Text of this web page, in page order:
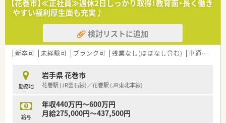
成長を続けている今でも変わりません。
そして、各地域にエリアマネージャーが在籍しているため、お悩
み相談や店舗間の交流もしっかりできているので、安心して働け
る環境が整っています。
≪キャリア・スキルアップを応援≫
す！管理薬剤師だけでなくエリアマネージャーや採用担当など、
社員の「挑戦したい」を応援してくれる社風です。
人事考課制度もしっかりしています。ご自身で決めた目標に対
ネージャーだけでなく、部長もこまめに現場を回って現場の声を
ヒアリングされていますので、頑張った分だけ評価されたい方に
【花巻市】≪正社員≫週休2日しっかり取得！教育面・長く働き
やすい福利厚生面も充実♪
検討リストに追加
新卒可 未経験可 ブランク可 残業なし(ほぼなし含む) 車通勤可
勤務地
岩手県 花巻市
花巻駅 (JR釜石線)／花巻駅 (JR東北本線)
給与
年収440万円～600万円
月給275,000円～437,500円